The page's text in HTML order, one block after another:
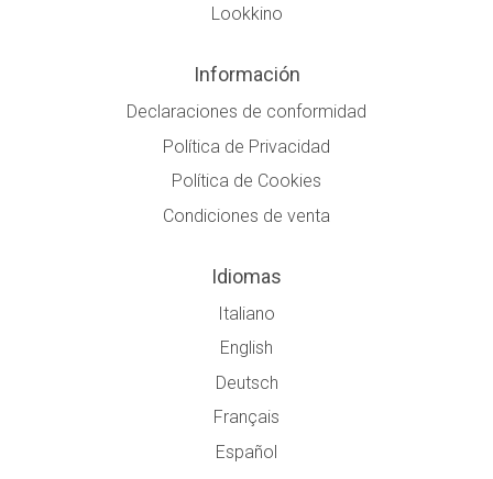
Lookkino
Información
Declaraciones de conformidad
Política de Privacidad
Política de Cookies
Condiciones de venta
Idiomas
Italiano
English
Deutsch
Français
Español